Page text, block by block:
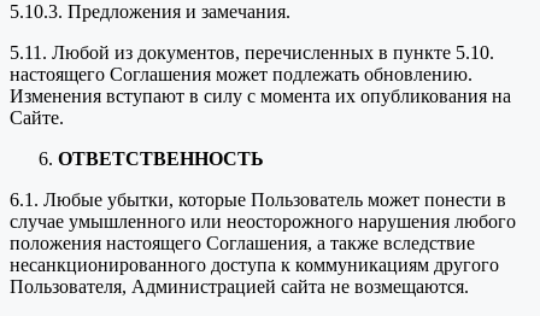
5.10.3. Предложения и замечания.
5.11. Любой из документов, перечисленных в пункте 5.10.
настоящего Соглашения может подлежать обновлению.
Изменения вступают в силу с момента их опубликования на
Сайте.
ОТВЕТСТВЕННОСТЬ
6.1. Любые убытки, которые Пользователь может понести в
случае умышленного или неосторожного нарушения любого
положения настоящего Соглашения, а также вследствие
несанкционированного доступа к коммуникациям другого
Пользователя, Администрацией сайта не возмещаются.